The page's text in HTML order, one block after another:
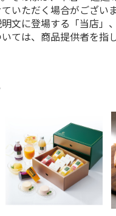
いただく場合がございま
文に登場する「当店」
ては、商品提供者を指